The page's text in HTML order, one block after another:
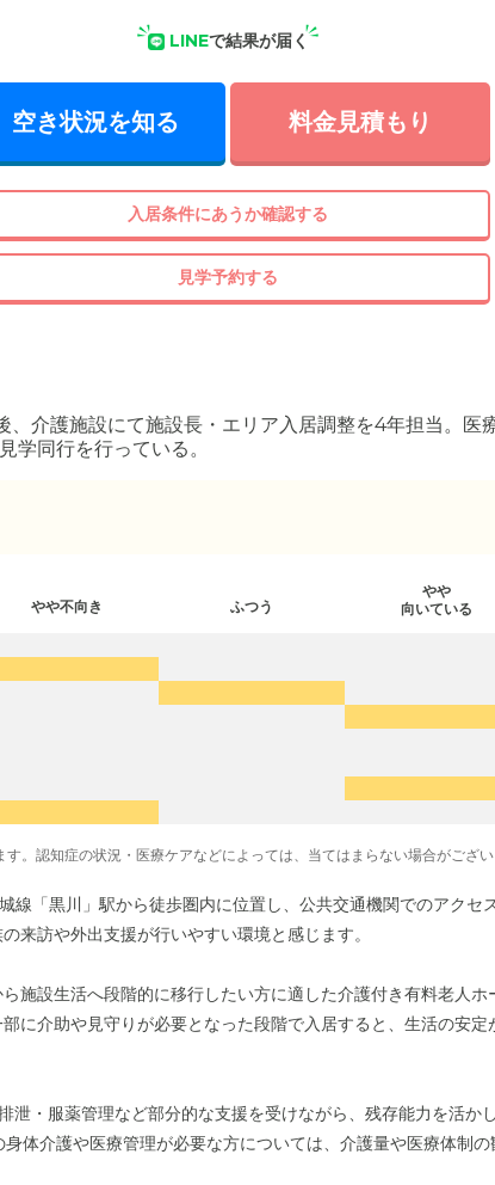
LINEで結果が届く
空き状況を知る 料金見積もり
入居条件にあうか確認する
見学予約する
介護施設にて施設長・エリア入居調整を4年担当。医
学同行を行っている。
やや不向き ふつう
やや
向いている
。認知症の状況・医療ケアなどによっては、当てはまらない場合がござい
「黒川」駅から徒歩圏内に位置し、公共交通機関でのアクセ
来訪や外出支援が行いやすい環境と感じます。
施設生活へ段階的に移行したい方に適した介護付き有料老人
に介助や見守りが必要となった段階で入居すると、生活の安定
泄・服薬管理など部分的な支援を受けながら、残存能力を活か
体介護や医療管理が必要な方については、介護量や医療体制